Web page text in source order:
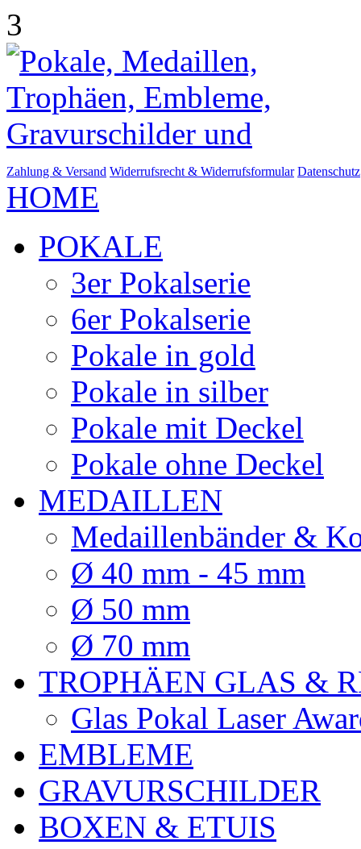
3
Zahlung & Versand Widerrufsrecht & Widerrufsformular Datenschutz
HOME
POKALE
3er Pokalserie
6er Pokalserie
Pokale in gold
Pokale in silber
Pokale mit Deckel
Pokale ohne Deckel
MEDAILLEN
Medaillenbänder &
Ø 40 mm - 45 mm
Ø 50 mm
Ø 70 mm
TROPHÄEN GLAS &
Glas Pokal Laser
EMBLEME
GRAVURSCHILDER
BOXEN & ETUIS